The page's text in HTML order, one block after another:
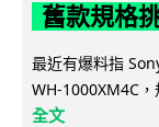
舊款規格
最近有爆料指
WH-1000XM4C
全文